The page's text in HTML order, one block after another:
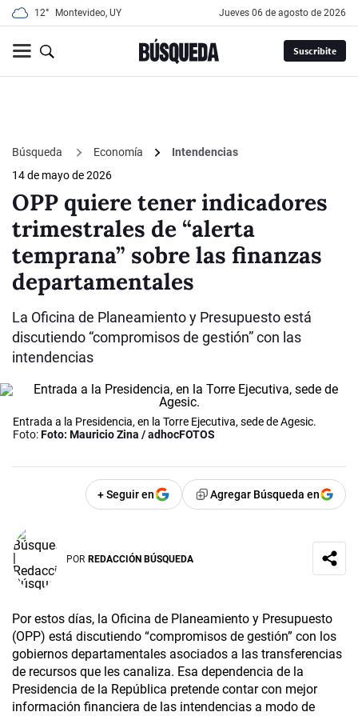
12° Montevideo, UY jueves 06 de agosto de 2026
Suscribite
Búsqueda Economía
Intendencias
14 de mayo de 2026
OPP quiere tener indicadores
trimestrales de “alerta
temprana” sobre las finanzas
departamentales
La Oficina de Planeamiento y Presupuesto está
discutiendo “compromisos de gestión” con las
intendencias
Entrada a la Presidencia, en la Torre Ejecutiva, sede de Agesic.
Foto:Foto: Mauricio Zina / adhocFOTOS
+ Seguir en Agregar Búsqueda en
POR REDACCIÓN BÚSQUEDA
Por estos días, la Oficina de Planeamiento y Presupuesto
(OPP) está discutiendo “compromisos de gestión” con los
gobiernos departamentales asociados a las transferencias
de recursos que les canaliza. Esa dependencia de la
Presidencia de la República pretende contar con mejor
información financiera de las intendencias a modo de